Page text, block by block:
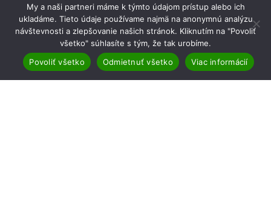
My a naši partneri máme k týmto údajom prístup alebo ich
ukladáme. Tieto údaje používame najmä na anonymnú analýzu
návštevnosti a zlepšovanie našich stránok. Kliknutím na "Povoliť
všetko" súhlasíte s tým, že tak urobíme.
Povoliť všetko
Odmietnuť všetko Viac informácií